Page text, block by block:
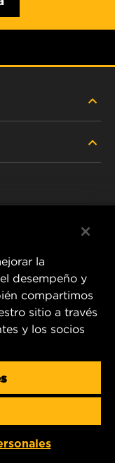
la
desempeño y
compartimos
sitio a través
y los socios